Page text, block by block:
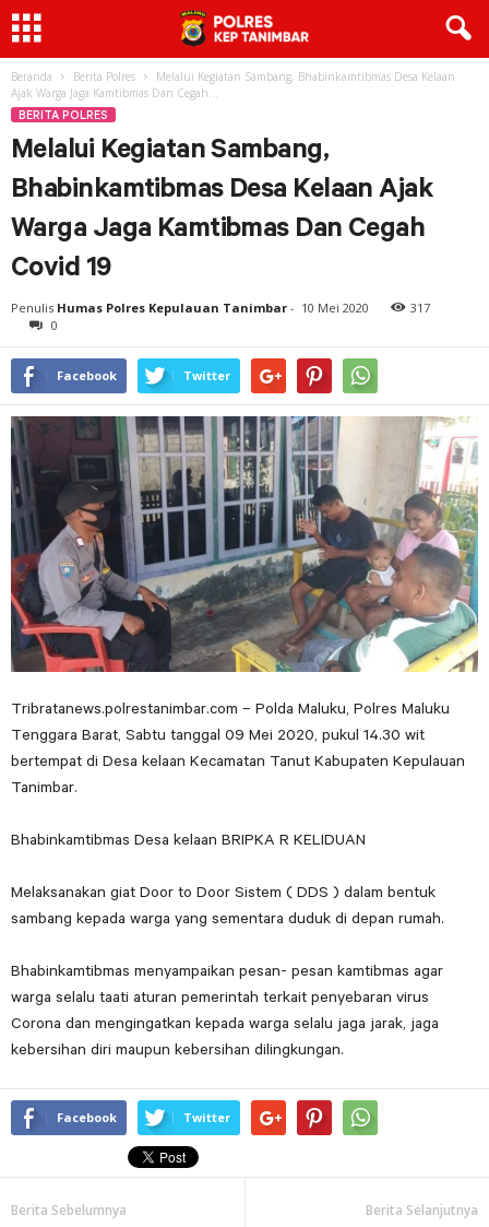
Beranda Berita Polres
Melalui Kegiatan Sambang, Bhabinkamtibmas Desa Kelaan
Ajak Warga Jaga Kamtibmas Dan Cegah...
BERITA POLRES
Melalui Kegiatan Sambang,
Bhabinkamtibmas Desa Kelaan Ajak
Warga Jaga Kamtibmas Dan Cegah
Covid 19
Penulis Humas Polres Kepulauan Tanimbar - 10 Mei 2020
317
0
Facebook Twitter
Tribratanews.polrestanimbar.com – Polda Maluku, Polres Maluku
Tenggara Barat, Sabtu tanggal 09 Mei 2020, pukul 14.30 wit
bertempat di Desa kelaan Kecamatan Tanut Kabupaten Kepulauan
Tanimbar.
Bhabinkamtibmas Desa kelaan BRIPKA R KELIDUAN
Melaksanakan giat Door to Door Sistem ( DDS ) dalam bentuk
sambang kepada warga yang sementara duduk di depan rumah.
Bhabinkamtibmas menyampaikan pesan- pesan kamtibmas agar
warga selalu taati aturan pemerintah terkait penyebaran virus
Corona dan mengingatkan kepada warga selalu jaga jarak, jaga
kebersihan diri maupun kebersihan dilingkungan.
Facebook Twitter
Berita Sebelumnya Berita Selanjutnya